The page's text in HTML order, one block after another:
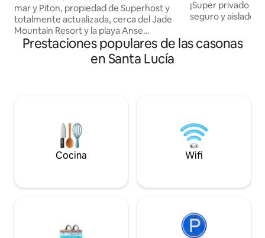
mar y Piton, propiedad de Superhost y
totalmente actualizada, cerca del Jade
Mountain Resort y la playa Anse
Chastanet, conocida por su excelente
práctica de buceo y esnórquel. Esta
acogedora, romántica y natural villa
independiente de un dormitorio y un
baño con una gran cocina cuenta con un
personal muy acogedor, una
refrescante piscina de inmersión privada
¡Super privado y
seguro y aislado
para el desayuno,
por $20
abierto y ofrece
en todas partes.
extraordinarias
persona!
Prestaciones populares de las casonas
en Santa Lucía
Cocina Wifi